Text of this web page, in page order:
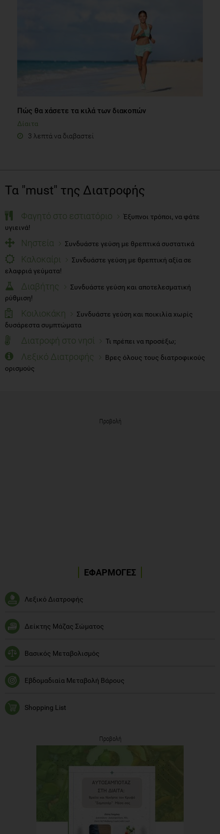
Πώς θα χάσετε τα κιλά των διακοπών
Δίαιτα
3 λεπτά να διαβαστεί
Τα "must" της Διατροφής
Φαγητό στο εστιατόριο
Έξυπνοι τρόποι, να φάτε
υγιεινά!
Νηστεία Συνδυάστε γεύση με θρεπτικά συστατικά
Καλοκαίρι
Συνδυάστε γεύση με θρεπτική αξία σε
ελαφριά γεύματα!
Διαβήτης
Συνδυάστε γεύση και αποτελεσματική
ρύθμιση!
Κοιλιοκάκη
Συνδυάστε γεύση και ποικιλία χωρίς
δυσάρεστα συμπτώματα
Διατροφή στο νησί Τι πρέπει να προσέξω;
Λεξικό Διατροφής
Βρες όλους τους διατροφικούς
ορισμούς
Προβολή
ΕΦΑΡΜΟΓΕΣ
Λεξικό Διατροφής
Δείκτης Μάζας Σώματος
Βασικός Μεταβολισμός
Εβδομαδιαία Μεταβολή Βάρους
Shopping List
Προβολή